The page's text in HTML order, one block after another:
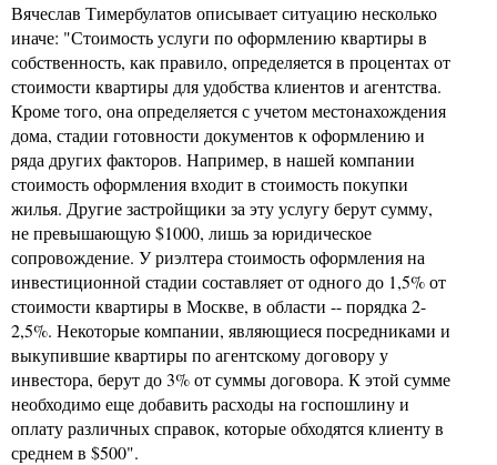
Вячеслав Тимербулатов описывает ситуацию несколько
иначе: "Стоимость услуги по оформлению квартиры в
собственность, как правило, определяется в процентах от
стоимости квартиры для удобства клиентов и агентства.
Кроме того, она определяется с учетом местонахождения
дома, стадии готовности документов к оформлению и
ряда других факторов. Например, в нашей компании
стоимость оформления входит в стоимость покупки
жилья. Другие застройщики за эту услугу берут сумму,
не превышающую $1000, лишь за юридическое
сопровождение. У риэлтера стоимость оформления на
инвестиционной стадии составляет от одного до 1,5% от
стоимости квартиры в Москве, в области -- порядка 2-
2,5%. Некоторые компании, являющиеся посредниками и
выкупившие квартиры по агентскому договору у
инвестора, берут до 3% от суммы договора. К этой сумме
необходимо еще добавить расходы на госпошлину и
оплату различных справок, которые обходятся клиенту в
среднем в $500".